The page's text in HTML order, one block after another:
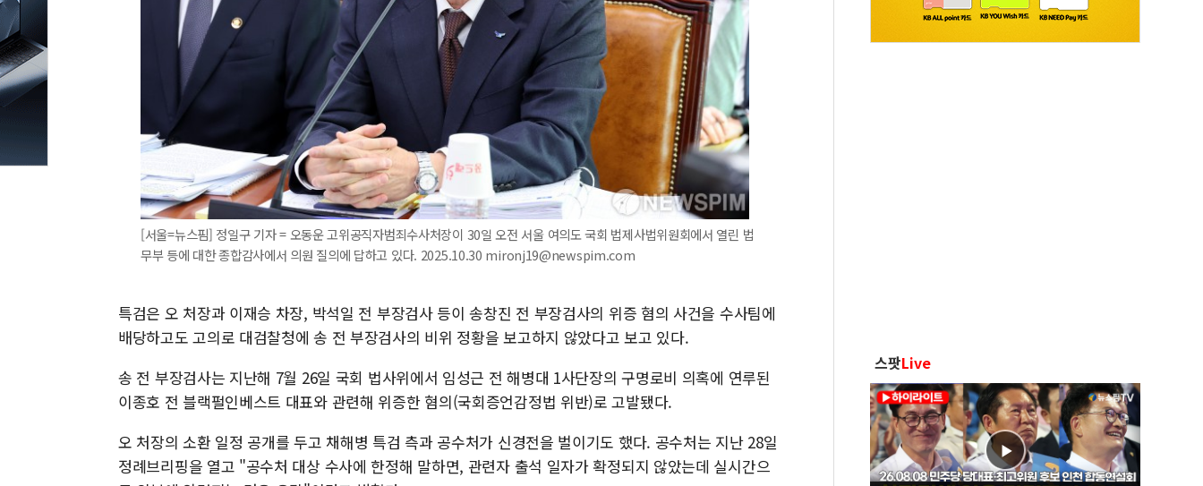
[서울=뉴스핌] 정일구 기자 = 오동운 고위공직자범죄수사처장이 30일 오전 서울 여의도 국회 법제사법위원회에서 열린 법
무부 등에 대한 종합감사에서 의원 질의에 답하고 있다. 2025.10.30 mironj19@newspim.com
특검은 오 처장과 이재승 차장, 박석일 전 부장검사 등이 송창진 전 부장검사의 위증 혐의 사건을 수사팀에
배당하고도 고의로 대검찰청에 송 전 부장검사의 비위 정황을 보고하지 않았다고 보고 있다.
송 전 부장검사는 지난해 7월 26일 국회 법사위에서 임성근 전 해병대 1사단장의 구명로비 의혹에 연루된
이종호 전 블랙펄인베스트 대표와 관련해 위증한 혐의(국회증언감정법 위반)로 고발됐다.
오 처장의 소환 일정 공개를 두고 채해병 특검 측과 공수처가 신경전을 벌이기도 했다. 공수처는 지난 28일
정례브리핑을 열고 "공수처 대상 수사에 한정해 말하면, 관련자 출석 일자가 확정되지 않았는데 실시간으
스팟Live